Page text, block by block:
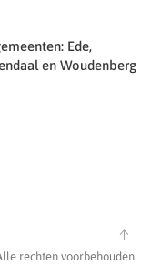
Ede,
en Woudenberg
rechten voorbehouden.